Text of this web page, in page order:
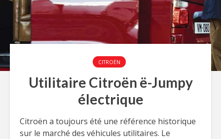
CITROËN
Utilitaire Citroën ë-Jumpy
électrique
Citroën a toujours été une référence historique
sur le marché des véhicules utilitaires. Le